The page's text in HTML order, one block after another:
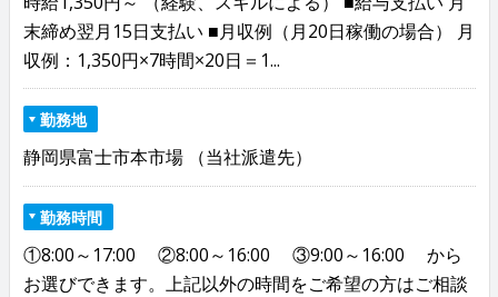
末締め翌月15日支払い ■月収例（月20日稼働の場合） 月
収例：1,350円×7時間×20日＝1...
勤務地
静岡県富士市本市場 （当社派遣先）
勤務時間
①8:00～17:00 ②8:00～16:00 ③9:00～16:00 から
お選びできます。上記以外の時間をご希望の方はご相談